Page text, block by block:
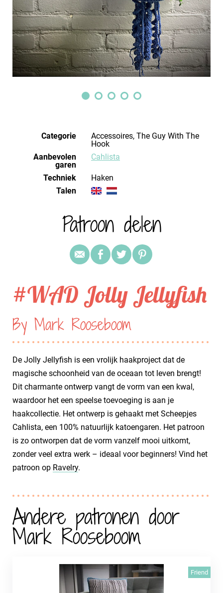
Categorie
Accessoires, The Guy With The
Hook
Aanbevolen
garen
Cahlista
Techniek
haken
Talen
Patroon delen
#WAD Jolly Jellyfish
By Mark Rooseboom
De Jolly Jellyfish is een vrolijk haakproject dat de
magische schoonheid van de oceaan tot leven brengt!
Dit charmante ontwerp vangt de vorm van een kwal,
waardoor het een speelse toevoeging is aan je
haakcollectie. Het ontwerp is gehaakt met Scheepjes
Cahlista, een 100% natuurlijk katoengaren. Het patroon
is zo ontworpen dat de vorm vanzelf mooi uitkomt,
zonder veel extra werk – ideaal voor beginners! Vind het
patroon op Ravelry.
Andere patronen door
Mark Rooseboom
Friend